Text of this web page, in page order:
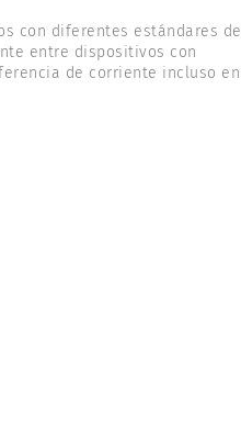
con diferentes estándares de
entre dispositivos con
de corriente incluso en